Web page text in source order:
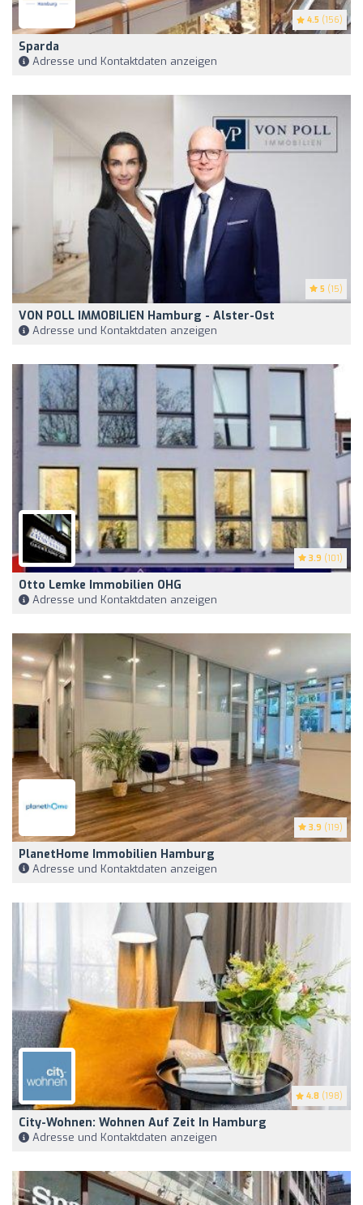
4.5 (156)
Sparda
Adresse und Kontaktdaten anzeigen
5 (15)
VON POLL IMMOBILIEN Hamburg - Alster-Ost
Adresse und Kontaktdaten anzeigen
3.9 (101)
Otto Lemke Immobilien OHG
Adresse und Kontaktdaten anzeigen
3.9 (119)
PlanetHome Immobilien Hamburg
Adresse und Kontaktdaten anzeigen
4.8 (198)
City-Wohnen: Wohnen Auf Zeit In Hamburg
Adresse und Kontaktdaten anzeigen